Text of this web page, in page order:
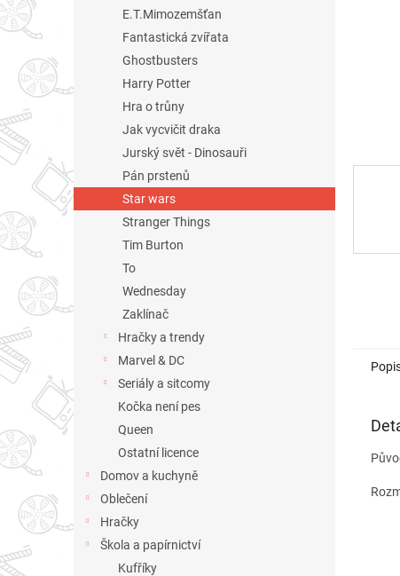
E.T.Mimozemšťan
Fantastická zvířata
Ghostbusters
Harry Potter
Hra o trůny
Jak vycvičit draka
Jurský svět - Dinosauři
Pán prstenů
Star wars
Stranger Things
Tim Burton
To
Wednesday
Zaklínač
Hračky a trendy
Marvel & DC
Seriály a sitcomy
Kočka není pes
Queen
Ostatní licence
Domov a kuchyně
Oblečení
Hračky
Škola a papírnictví
Kufříky